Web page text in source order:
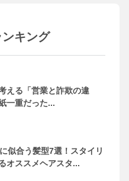
ンキング
える「営業と詐欺の違
一重だった...
似合う髪型7選！スタイリ
オススメヘアスタ...